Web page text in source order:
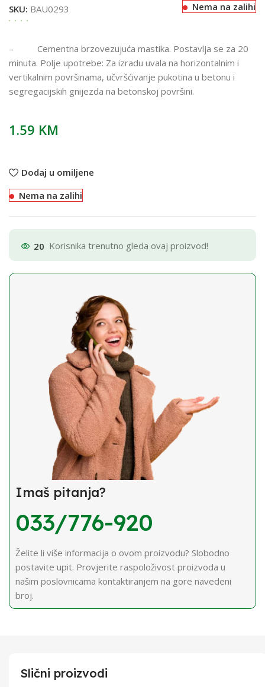
SKU: BAU0293 Nema na zalihi
– Cementna brzovezujuća mastika. Postavlja se za 20
minuta. Polje upotrebe: Za izradu uvala na horizontalnim i
vertikalnim površinama, učvršćivanje pukotina u betonu i
segregacijskih gnijezda na betonskoj površini.
1.59 KM
Dodaj u omiljene
Nema na zalihi
20 Korisnika trenutno gleda ovaj proizvod!
Imaš pitanja?
033/776-920
Želite li više informacija o ovom proizvodu? Slobodno
postavite upit. Provjerite raspoloživost proizvoda u
našim poslovnicama kontaktiranjem na gore navedeni
broj.
Slični proizvodi